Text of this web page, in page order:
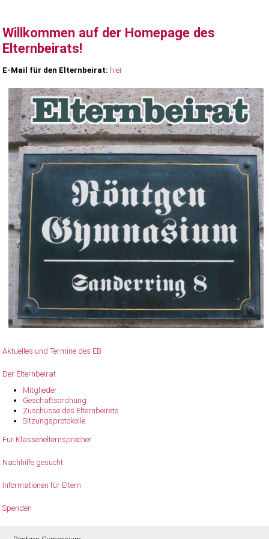
Willkommen auf der Homepage des
Elternbeirats!
E-Mail für den Elternbeirat: hier
Aktuelles und Termine des EB
Der Elternbeirat
Mitglieder
Geschäftsordnung
Zuschüsse des Elternbeirets
Sitzungsprotokolle
Für Klassenelternsprecher
Nachhilfe gesucht
Informationen für Eltern
Spenden